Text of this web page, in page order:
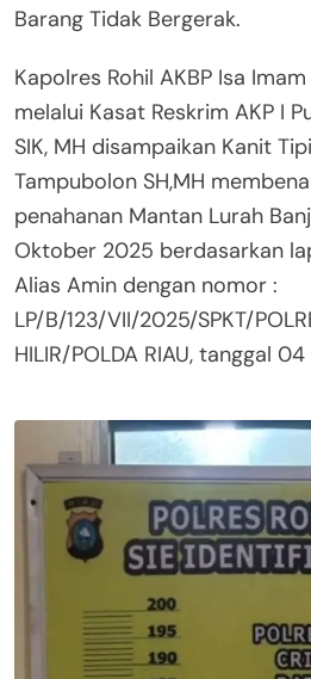
Barang Tidak Bergerak.
Kapolres Rohil AKBP Isa Imam
melalui Kasat Reskrim AKP I
SIK, MH disampaikan Kanit
Tampubolon SH,MH
penahanan Mantan Lurah
Oktober 2025 berdasarkan
Alias Amin dengan nomor :
LP/B/123/VII/2025/SPKT/
HILIR/POLDA RIAU, tanggal